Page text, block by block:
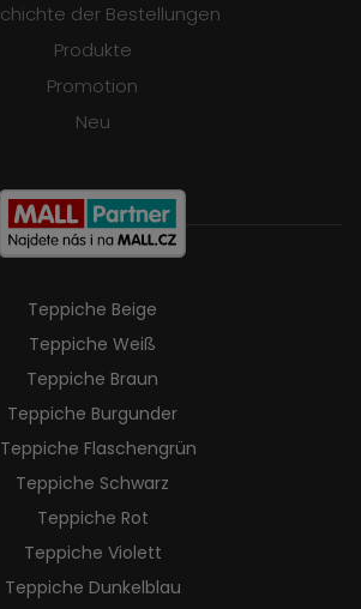
der Bestellungen
Produkte
Promotion
Neu
Teppiche Beige
Teppiche Weiß
Teppiche Braun
Teppiche Burgunder
Teppiche Flaschengrün
Teppiche Schwarz
Teppiche Rot
Teppiche Violett
Teppiche Dunkelblau